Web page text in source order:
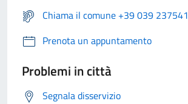
Chiama il comune +39 039 237541
Prenota un appuntamento
Problemi in città
Segnala disservizio